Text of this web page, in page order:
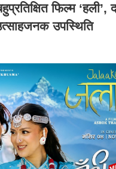
फिल्म ‘हली’,
उपस्थिति